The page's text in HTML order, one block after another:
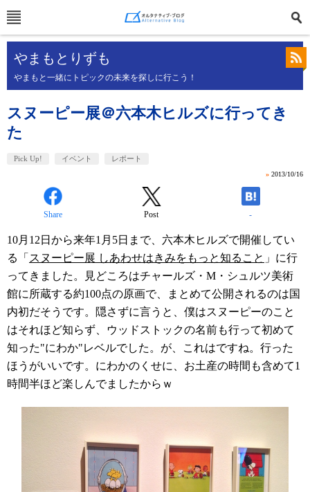
やまもとりずも
やまもと一緒にトピックの未来を探しに行こう！
スヌーピー展＠六本木ヒルズに行ってき
た
Pick Up! イベント レポート
» 2013/10/16
Share Post -
10月12日から来年1月5日まで、六本木ヒルズで開催してい
る「 スヌーピー展 しあわせはきみをもっと知ること 」に行
ってきました。見どころはチャールズ・M・シュルツ美術
館に所蔵する約100点の原画で、まとめて公開されるのは国
内初だそうです。隠さずに言うと、僕はスヌーピーのこと
はそれほど知らず、ウッドストックの名前も行って初めて
知った"にわか"レベルでした。が、これはですね。行った
ほうがいいです。にわかのくせに、お土産の時間も含めて1
時間半ほど楽しんでましたからｗ